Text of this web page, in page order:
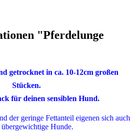
"Pferdelunge
getrocknet in ca. 10-12cm großen
Stücken.
für deinen sensiblen Hund.
der geringe Fettanteil eigenen sich auch
Hunde.